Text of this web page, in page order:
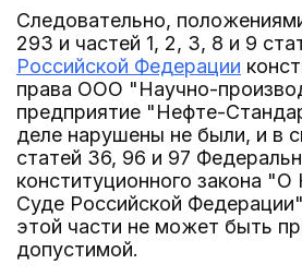
Следовательно,
293 и частей 1, 2, 3, 8 и 9
Российской Федерации
права ООО "Научно-
предприятие "Нефте-
деле нарушены не были, и в
статей 36, 96 и 97
конституционного закона
Суде Российской
этой части не может быть
допустимой.